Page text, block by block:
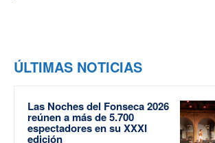
ÚLTIMAS NOTICIAS
Las Noches del Fonseca 2026
reúnen a más de 5.700
espectadores en su XXXI
edición